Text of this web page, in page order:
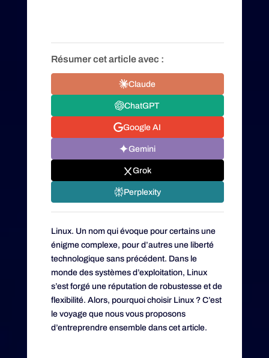
Résumer cet article avec :
Claude
ChatGPT
Google AI
Gemini
Grok
Perplexity
Linux. Un nom qui évoque pour certains une
énigme complexe, pour d’autres une liberté
technologique sans précédent. Dans le
monde des systèmes d’exploitation, Linux
s’est forgé une réputation de robustesse et de
flexibilité. Alors, pourquoi choisir Linux ? C’est
le voyage que nous vous proposons
d’entreprendre ensemble dans cet article.